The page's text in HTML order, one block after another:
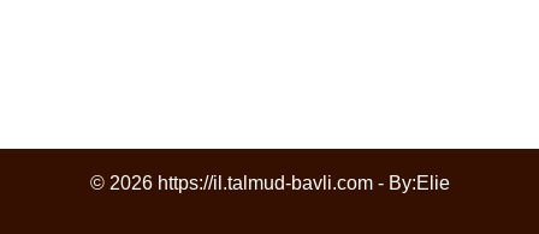
© 2026 https://il.talmud-bavli.com - By:Elie